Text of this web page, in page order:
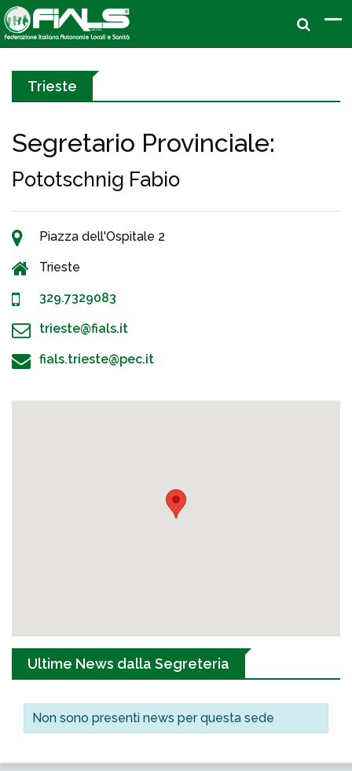
Trieste
Segretario Provinciale:
Pototschnig Fabio
Piazza dell'Ospitale 2
Trieste
329.7329083
trieste@fials.it
fials.trieste@pec.it
Ultime News dalla Segreteria
Non sono presenti news per questa sede